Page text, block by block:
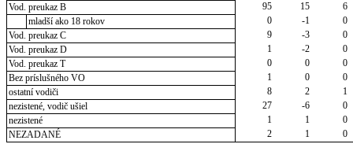
Vod. preukaz B
95 15
6
mladší ako 18 rokov
0 -1
0
Vod. preukaz C
9 -3
0
Vod. preukaz D
1 -2
0
Vod. preukaz T
0 0
0
Bez príslušného VO
1 0
0
ostatní vodiči
8 2
1
nezistené, vodič ušiel
27 -6
0
nezistené
1 1
0
NEZADANÉ
2 1 0